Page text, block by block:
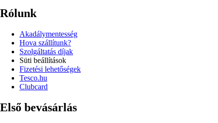
Rólunk
Akadálymentesség
Hova szállítunk?
Szolgáltatás díjak
Süti beállítások
Fizetési lehetőségek
Tesco.hu
Clubcard
Első bevásárlás